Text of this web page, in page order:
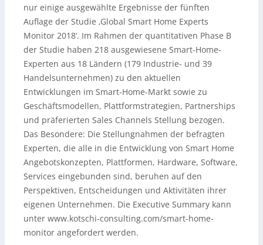
nur einige ausgewählte Ergebnisse der fünften
Auflage der Studie ‚Global Smart Home Experts
Monitor 2018‘. Im Rahmen der quantitativen Phase B
der Studie haben 218 ausgewiesene Smart-Home-
Experten aus 18 Ländern (179 Industrie- und 39
Handelsunternehmen) zu den aktuellen
Entwicklungen im Smart-Home-Markt sowie zu
Geschäftsmodellen, Plattformstrategien, Partnerships
und präferierten Sales Channels Stellung bezogen.
Das Besondere: Die Stellungnahmen der befragten
Experten, die alle in die Entwicklung von Smart Home
Angebotskonzepten, Plattformen, Hardware, Software,
Services eingebunden sind, beruhen auf den
Perspektiven, Entscheidungen und Aktivitäten ihrer
eigenen Unternehmen. Die Executive Summary kann
unter www.kotschi-consulting.com/smart-home-
monitor angefordert werden.